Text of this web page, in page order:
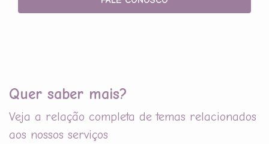
Quer saber mais?
Veja a relação completa de temas relacionados
aos nossos serviços